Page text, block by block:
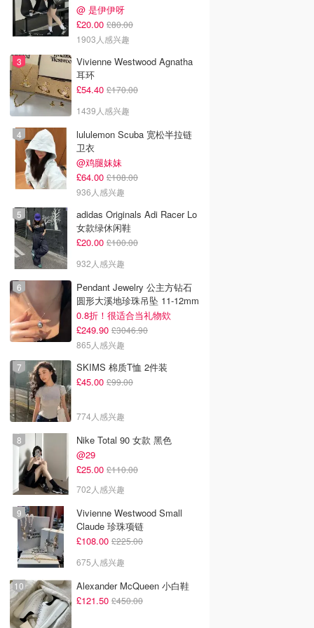
@ 是伊伊呀
£20.00 £80.00
1903人感兴趣
Vivienne Westwood Agnatha
耳环
£54.40 £170.00
1439人感兴趣
lululemon Scuba 宽松半拉链
卫衣
@鸡腿妹妹
£64.00 £108.00
936人感兴趣
adidas Originals Adi Racer Lo
女款绿休闲鞋
£20.00 £100.00
932人感兴趣
Pendant Jewelry 公主方钻石
圆形大溪地珍珠吊坠 11-12mm
0.8折！很适合当礼物欸
£249.90 £3046.90
865人感兴趣
SKIMS 棉质T恤 2件装
£45.00 £99.00
774人感兴趣
Nike Total 90 女款 黑色
@29
£25.00 £110.00
702人感兴趣
Vivienne Westwood Small
Claude 珍珠项链
£108.00 £225.00
675人感兴趣
Alexander McQueen 小白鞋
£121.50 £450.00